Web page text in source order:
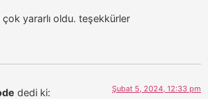
yararlı oldu. teşekkürler
dedi ki: Şubat 5, 2024, 12:33 pm